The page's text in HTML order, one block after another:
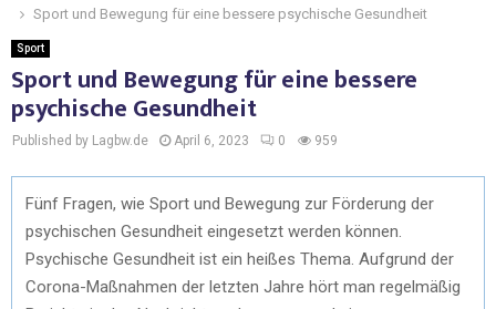
Sport und Bewegung für eine bessere psychische Gesundheit
Sport
Sport und Bewegung für eine bessere
psychische Gesundheit
Published by Lagbw.de April 6, 2023 0 959
Fünf Fragen, wie Sport und Bewegung zur Förderung der
psychischen Gesundheit eingesetzt werden können.
Psychische Gesundheit ist ein heißes Thema. Aufgrund der
Corona-Maßnahmen der letzten Jahre hört man regelmäßig